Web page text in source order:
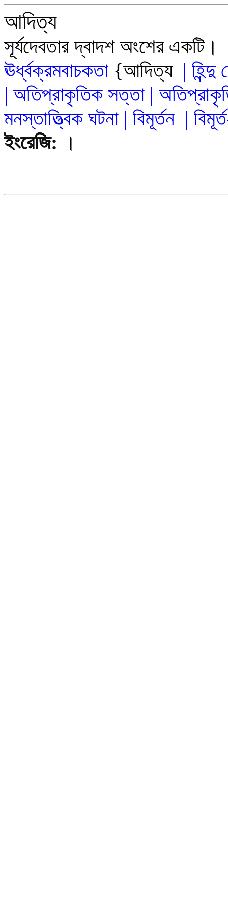
আদিত্য
সূর্যদেবতার দ্বাদশ অংশের একটি।
ঊর্ধ্বক্রমবাচকতা {আদিত্য |
| অতিপ্রাকৃতিক সত্তা |
মনস্তাত্ত্বিক ঘটনা | বিমূর্তন |
ইংরেজি: ।